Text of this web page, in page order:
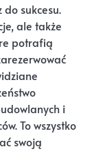
sukcesu.
ale także
potrafią
i
To wszystko
swoją